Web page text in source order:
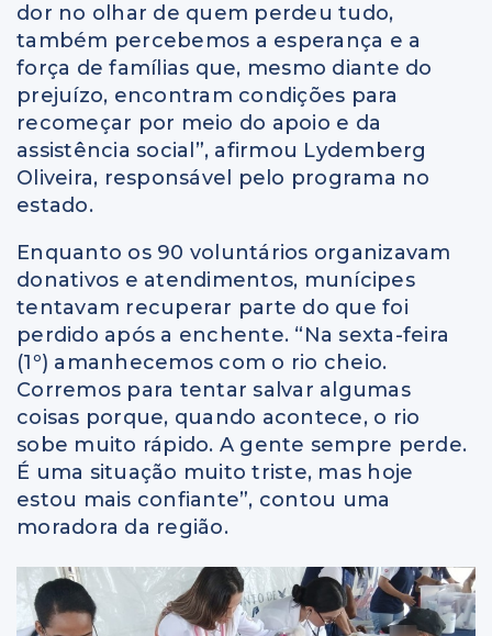
dor no olhar de quem perdeu tudo,
também percebemos a esperança e a
força de famílias que, mesmo diante do
prejuízo, encontram condições para
recomeçar por meio do apoio e da
assistência social”, afirmou Lydemberg
Oliveira, responsável pelo programa no
estado.
Enquanto os 90 voluntários organizavam
donativos e atendimentos, munícipes
tentavam recuperar parte do que foi
perdido após a enchente. “Na sexta-feira
(1º) amanhecemos com o rio cheio.
Corremos para tentar salvar algumas
coisas porque, quando acontece, o rio
sobe muito rápido. A gente sempre perde.
É uma situação muito triste, mas hoje
estou mais confiante”, contou uma
moradora da região.